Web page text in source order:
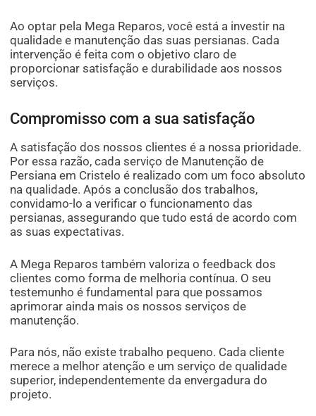
Ao optar pela Mega Reparos, você está a investir na
qualidade e manutenção das suas persianas. Cada
intervenção é feita com o objetivo claro de
proporcionar satisfação e durabilidade aos nossos
serviços.
Compromisso com a sua satisfação
A satisfação dos nossos clientes é a nossa prioridade.
Por essa razão, cada serviço de Manutenção de
Persiana em Cristelo é realizado com um foco absoluto
na qualidade. Após a conclusão dos trabalhos,
convidamo-lo a verificar o funcionamento das
persianas, assegurando que tudo está de acordo com
as suas expectativas.
A Mega Reparos também valoriza o feedback dos
clientes como forma de melhoria contínua. O seu
testemunho é fundamental para que possamos
aprimorar ainda mais os nossos serviços de
manutenção.
Para nós, não existe trabalho pequeno. Cada cliente
merece a melhor atenção e um serviço de qualidade
superior, independentemente da envergadura do
projeto.